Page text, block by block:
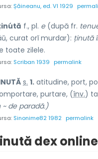
Șăineanu, ed. VI 1929
f., pl. e(după fr.
curat orĭ murdar): ținută
toate zilele.
Scriban 1939 permalink
UTĂ s. 1. atitudine, port,
purtare, (înv.)
~ de paradă.)
Sinonime82 1982 permalink
dex